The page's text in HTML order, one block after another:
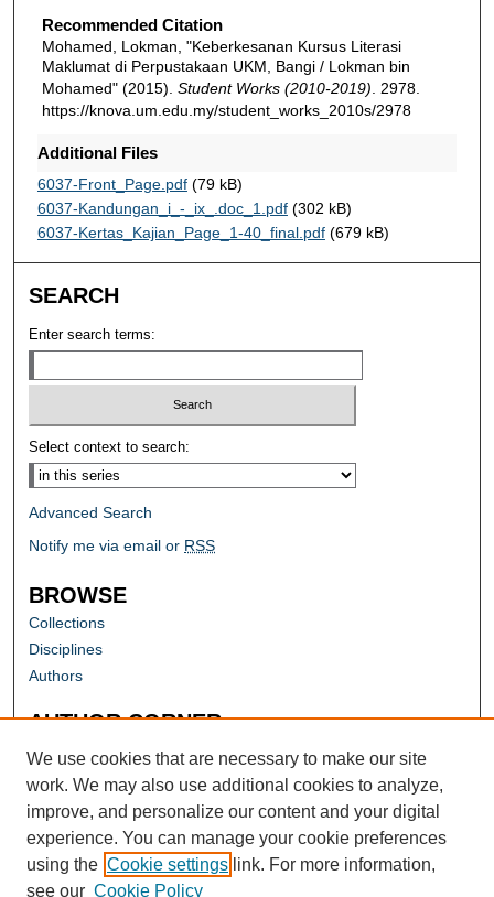
Recommended Citation
Mohamed, Lokman, "Keberkesanan Kursus Literasi
Maklumat di Perpustakaan UKM, Bangi / Lokman bin
Mohamed" (2015). Student Works (2010-2019) . 2978.
https://knova.um.edu.my/student_works_2010s/2978
Additional Files
6037-Front_Page.pdf(79 kB)
6037-Kandungan_i_-_ix_.doc_1.pdf(302 kB)
6037-Kertas_Kajian_Page_1-40_final.pdf(679 kB)
SEARCH
Enter search terms:
Select context to search:
Advanced Search
Notify me via email or RSS
BROWSE
Collections
Disciplines
Authors
AUTHOR CORNER
Author FAQ
We use cookies that are necessary to make our site
work. We may also use additional cookies to analyze,
improve, and personalize our content and your digital
experience. You can manage your cookie preferences
using the Cookie settings link. For more information,
see our Cookie Policy